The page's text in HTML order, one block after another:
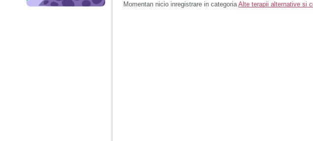
Momentan nicio inregistrare in categoriaAlte terapii alternative si